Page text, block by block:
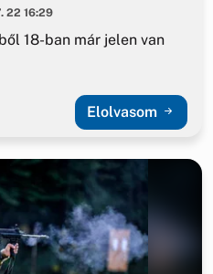
22 16:29
18-ban már jelen van
Elolvasom